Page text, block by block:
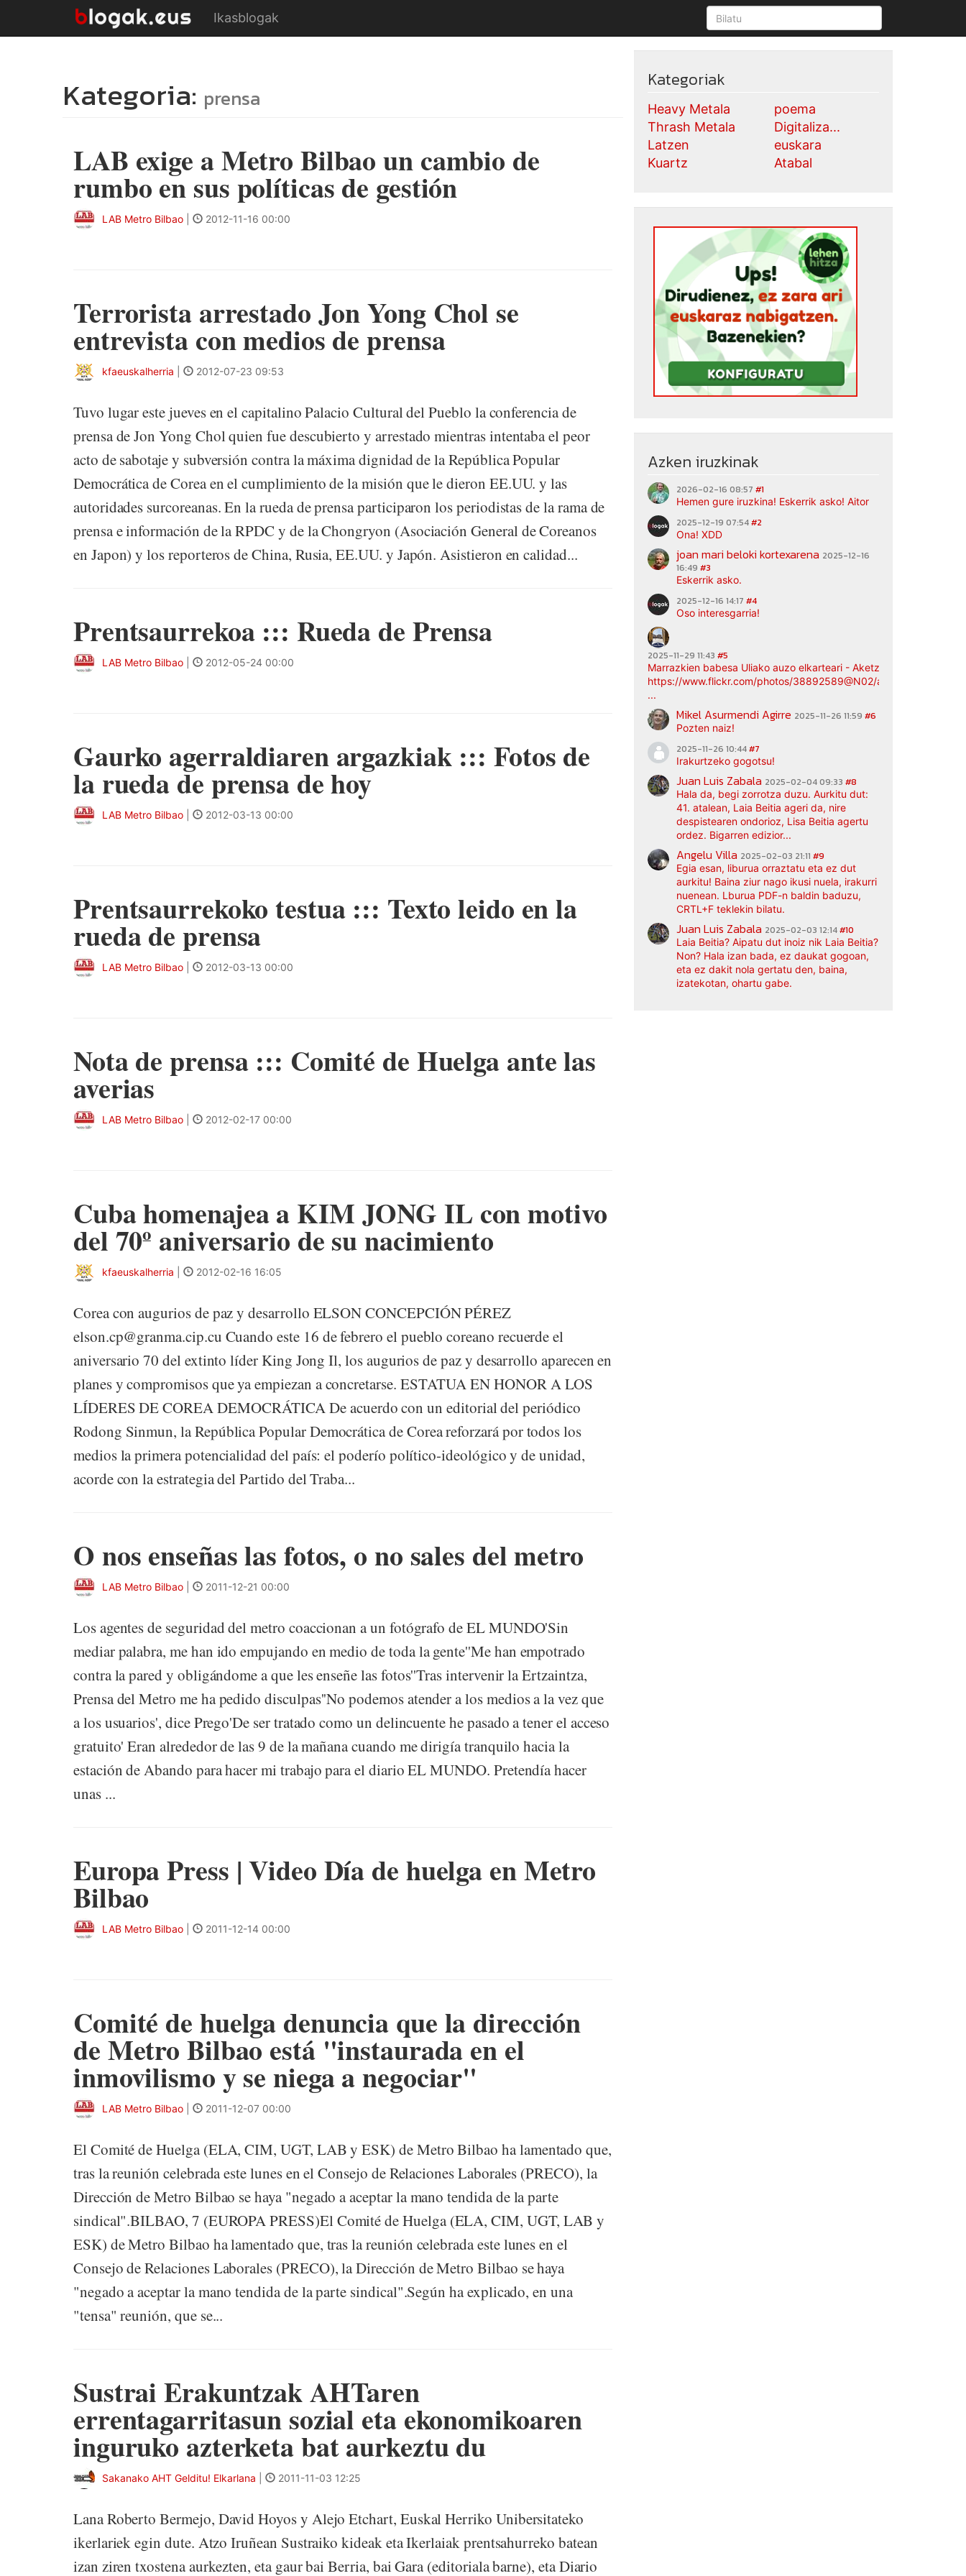
Ikasblogak
Kategoria: prensa
LAB exige a Metro Bilbao un cambio de
rumbo en sus políticas de gestión
LAB Metro Bilbao 2012-11-16 00:00
Terrorista arrestado Jon Yong Chol se
entrevista con medios de prensa
kfaeuskalherria 2012-07-23 09:53
Tuvo lugar este jueves en el capitalino Palacio Cultural del Pueblo la conferencia de
prensa de Jon Yong Chol quien fue descubierto y arrestado mientras intentaba el peor
acto de sabotaje y subversión contra la máxima dignidad de la República Popular
Democrática de Corea en el cumplimiento de la misión que le dieron EE.UU. y las
autoridades surcoreanas. En la rueda de prensa participaron los periodistas de la rama de
prensa e información de la RPDC y de la Chongryon (Asociación General de Coreanos
en Japon) y los reporteros de China, Rusia, EE.UU. y Japón. Asistieron en calidad...
Prentsaurrekoa ::: Rueda de Prensa
LAB Metro Bilbao 2012-05-24 00:00
Gaurko agerraldiaren argazkiak ::: Fotos de
la rueda de prensa de hoy
LAB Metro Bilbao 2012-03-13 00:00
Prentsaurrekoko testua ::: Texto leido en la
rueda de prensa
LAB Metro Bilbao 2012-03-13 00:00
Nota de prensa ::: Comité de Huelga ante las
averias
LAB Metro Bilbao 2012-02-17 00:00
Cuba homenajea a KIM JONG IL con motivo
del 70º aniversario de su nacimiento
kfaeuskalherria 2012-02-16 16:05
Corea con augurios de paz y desarrollo ELSON CONCEPCIÓN PÉREZ
elson.cp@granma.cip.cu Cuando este 16 de febrero el pueblo coreano recuerde el
aniversario 70 del extinto líder King Jong Il, los augurios de paz y desarrollo aparecen en
planes y compromisos que ya empiezan a concretarse. ESTATUA EN HONOR A LOS
LÍDERES DE COREA DEMOCRÁTICA De acuerdo con un editorial del periódico
Rodong Sinmun, la República Popular Democrática de Corea reforzará por todos los
medios la primera potencialidad del país: el poderío político-ideológico y de unidad,
acorde con la estrategia del Partido del Traba...
O nos enseñas las fotos, o no sales del metro
LAB Metro Bilbao 2011-12-21 00:00
Los agentes de seguridad del metro coaccionan a un fotógrafo de EL MUNDO'Sin
mediar palabra, me han ido empujando en medio de toda la gente''Me han empotrado
contra la pared y obligándome a que les enseñe las fotos''Tras intervenir la Ertzaintza,
Prensa del Metro me ha pedido disculpas''No podemos atender a los medios a la vez que
a los usuarios', dice Prego'De ser tratado como un delincuente he pasado a tener el acceso
gratuito' Eran alrededor de las 9 de la mañana cuando me dirigía tranquilo hacia la
estación de Abando para hacer mi trabajo para el diario EL MUNDO. Pretendía hacer
unas ...
Europa Press | Video Día de huelga en Metro
Bilbao
LAB Metro Bilbao 2011-12-14 00:00
Comité de huelga denuncia que la dirección
de Metro Bilbao está "instaurada en el
inmovilismo y se niega a negociar"
LAB Metro Bilbao 2011-12-07 00:00
El Comité de Huelga (ELA, CIM, UGT, LAB y ESK) de Metro Bilbao ha lamentado que,
tras la reunión celebrada este lunes en el Consejo de Relaciones Laborales (PRECO), la
Dirección de Metro Bilbao se haya "negado a aceptar la mano tendida de la parte
sindical".BILBAO, 7 (EUROPA PRESS)El Comité de Huelga (ELA, CIM, UGT, LAB y
ESK) de Metro Bilbao ha lamentado que, tras la reunión celebrada este lunes en el
Consejo de Relaciones Laborales (PRECO), la Dirección de Metro Bilbao se haya
"negado a aceptar la mano tendida de la parte sindical".Según ha explicado, en una
"tensa" reunión, que se...
Sustrai Erakuntzak AHTaren
errentagarritasun sozial eta ekonomikoaren
inguruko azterketa bat aurkeztu du
Sakanako AHT Gelditu! Elkarlana 2011-11-03 12:25
Lana Roberto Bermejo, David Hoyos y Alejo Etchart, Euskal Herriko Unibersitateko
ikerlariek egin dute. Atzo Iruñean Sustraiko kideak eta Ikerlaiak prentsahurreko batean
izan ziren txostena aurkezten, eta gaur bai Berria, bai Gara (editoriala barne), eta Diario
Kategoriak
Heavy Metala
Thrash Metala
Latzen
Kuartz
poema
Digitaliza...
euskara
Atabal
Azken iruzkinak
2026-02-16 08:57 #1
Hemen gure iruzkina! Eskerrik asko! Aitor
2025-12-19 07:54#2
Ona! XDD
joan mari beloki kortexarena 2025-12-16
16:49 #3
Eskerrik asko.
2025-12-16 14:17 #4
Oso interesgarria!
2025-11-29 11:43 #5
Marrazkien babesa Uliako auzo elkarteari - Aketz etxea (argazki
https://www.flickr.com/photos/38892589@N02/albums/
...
Mikel Asurmendi Agirre 2025-11-26 11:59 #6
Pozten naiz!
2025-11-26 10:44#7
Irakurtzeko gogotsu!
Juan Luis Zabala 2025-02-04 09:33 #8
Hala da, begi zorrotza duzu. Aurkitu dut:
41. atalean, Laia Beitia ageri da, nire
despistearen ondorioz, Lisa Beitia agertu
ordez. Bigarren edizior...
Angelu Villa 2025-02-03 21:11 #9
Egia esan, liburua orraztatu eta ez dut
aurkitu! Baina ziur nago ikusi nuela, irakurri
nuenean. Lburua PDF-n baldin baduzu,
CRTL+F teklekin bilatu.
Juan Luis Zabala 2025-02-03 12:14#10
Laia Beitia? Aipatu dut inoiz nik Laia Beitia?
Non? Hala izan bada, ez daukat gogoan,
eta ez dakit nola gertatu den, baina,
izatekotan, ohartu gabe.